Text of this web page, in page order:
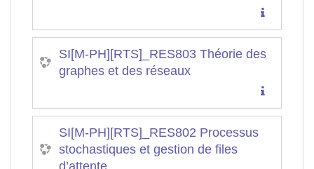
SI[M-PH][RTS]_RES803 Théorie des
graphes et des réseaux
SI[M-PH][RTS]_RES802 Processus
stochastiques et gestion de files
d’attente